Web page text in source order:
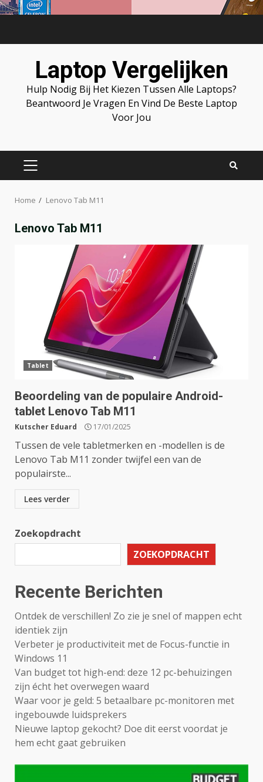
Laptop Vergelijken
Hulp Nodig Bij Het Kiezen Tussen Alle Laptops?
Beantwoord Je Vragen En Vind De Beste Laptop
Voor Jou
PRIMARY
Home Lenovo Tab M11
Lenovo Tab M11
Tablet
Beoordeling van de populaire Android-
tablet Lenovo Tab M11
Kutscher Eduard 17/01/2025
Tussen de vele tabletmerken en -modellen is de
Lenovo Tab M11 zonder twijfel een van de
populairste...
Lees verder
Zoekopdracht
ZOEKOPDRACHT
Recente Berichten
Ontdek de verschillen! Zo zie je snel of mappen echt
identiek zijn
Verbeter je productiviteit met de Focus-functie in
Windows 11
Van budget tot high-end: deze 12 pc-behuizingen
zijn écht het overwegen waard
Waar voor je geld: 5 betaalbare pc-monitoren met
ingebouwde luidsprekers
Nieuwe laptop gekocht? Doe dit eerst voordat je
hem echt gaat gebruiken